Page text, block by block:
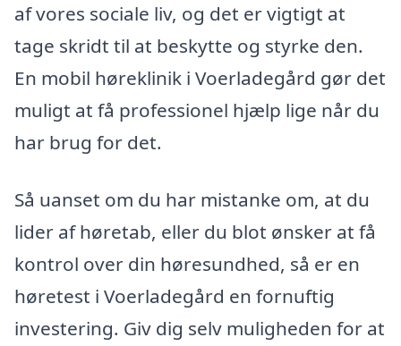
af vores sociale liv, og det er vigtigt at
tage skridt til at beskytte og styrke den.
En mobil høreklinik i Voerladegård gør det
muligt at få professionel hjælp lige når du
har brug for det.
Så uanset om du har mistanke om, at du
lider af høretab, eller du blot ønsker at få
kontrol over din høresundhed, så er en
høretest i Voerladegård en fornuftig
investering. Giv dig selv muligheden for at